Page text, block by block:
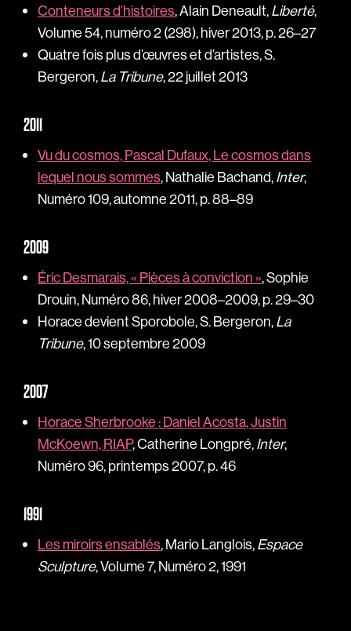
Conteneurs d’histoires, Alain Deneault,Liberté,
Volume 54, numéro 2 (298), hiver 2013, p. 26–27
Quatre fois plus d’œuvres et d’artistes, S.
Bergeron,La Tribune, 22 juillet 2013
2011
Vu du cosmos, Pascal Dufaux, Le cosmos dans
lequel nous sommes, Nathalie Bachand,Inter,
Numéro 109, automne 2011, p. 88–89
2009
Éric Desmarais, « Pièces à conviction », Sophie
Drouin, Numéro 86, hiver 2008–2009, p. 29–30
Horace devient Sporobole, S. Bergeron,La
Tribune, 10 septembre 2009
2007
Horace Sherbrooke : Daniel Acosta, Justin
McKoewn, RIAP, Catherine Longpré,Inter,
Numéro 96, printemps 2007, p. 46
1991
Les miroirs ensablés, Mario Langlois,Espace
Sculpture, Volume 7, Numéro 2, 1991